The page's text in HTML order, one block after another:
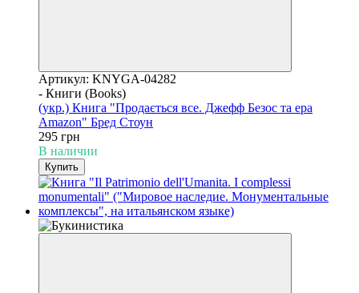
Артикул: KNYGA-04282
- Книги (Books)
(укр.) Книга "Продається все. Джефф Безос та ера
Amazon" Бред Стоун
295 грн
В наличии
Купить